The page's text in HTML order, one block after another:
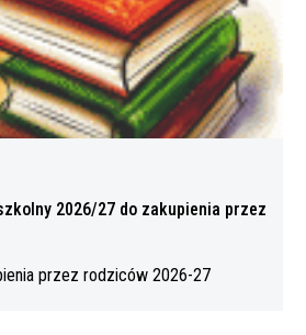
zakupienia
przez
rodziców
2026/27 do zakupienia przez
przez rodziców 2026-27